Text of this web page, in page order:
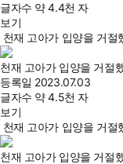
글자수 약 4.4천 자
보기
천재 고아가 입양을 거절
천재 고아가 입양을 거절
등록일 2023.07.03
글자수 약 4.5천 자
보기
천재 고아가 입양을 거절
천재 고아가 입양을 거절